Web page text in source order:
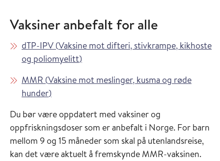
Vaksiner anbefalt for alle
Les mer om
dTP-IPV (Vaksine mot difteri, stivkrampe, kikhoste
og poliomyelitt)i Vaksinasjonsveilederen
Les mer om
MMR (Vaksine mot meslinger, kusma og røde
hunder)i Vaksinasjonsveilederen
Du bør være oppdatert med vaksiner og
oppfriskningsdoser som er anbefalt i Norge. For barn
mellom 9 og 15 måneder som skal på utenlandsreise,
kan det være aktuelt å fremskynde MMR-vaksinen.